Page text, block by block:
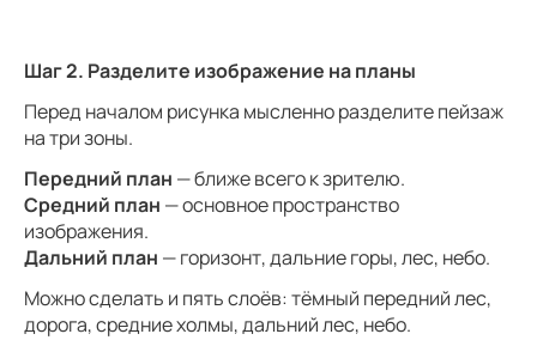
Шаг 2. Разделите изображение на планы
Перед началом рисунка мысленно разделите пейзаж
на три зоны.
Передний план — ближе всего к зрителю.
Средний план — основное пространство
изображения.
Дальний план — горизонт, дальние горы, лес, небо.
Можно сделать и пять слоёв: тёмный передний лес,
дорога, средние холмы, дальний лес, небо.